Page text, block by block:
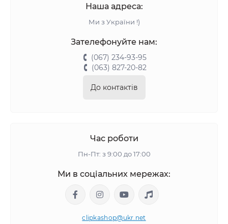
Наша адреса:
Ми з України !)
Зателефонуйте нам:
(067) 234-93-95
(063) 827-20-82
До контактів
Час роботи
Пн-Пт: з 9:00 до 17:00
Ми в соціальних мережах:
clipkashop@ukr.net